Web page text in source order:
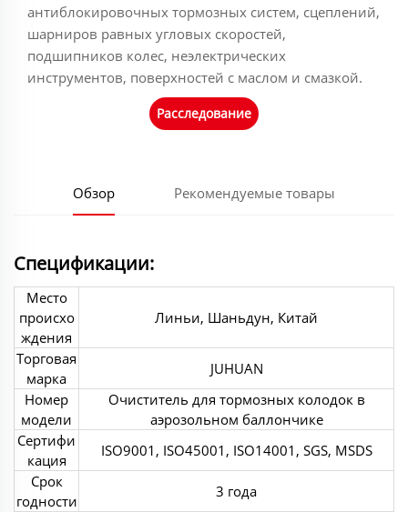
антиблокировочных тормозных систем, сцеплений,
шарниров равных угловых скоростей,
подшипников колес, неэлектрических
инструментов, поверхностей с маслом и смазкой.
Расследование
Обзор Рекомендуемые товары
Спецификации:
Место
происхо
ждения
Линьи, Шаньдун, Китай
Торговая
марка
JUHUAN
Номер
модели
Очиститель для тормозных колодок в
аэрозольном баллончике
Сертифи
кация
ISO9001, ISO45001, ISO14001, SGS, MSDS
Срок
годности
3 года